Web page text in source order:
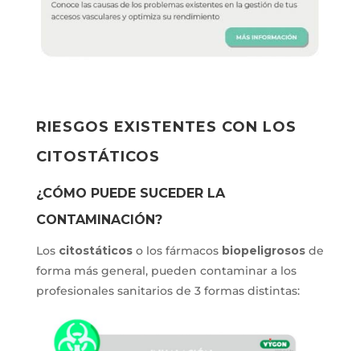
RIESGOS EXISTENTES CON LOS
CITOSTÁTICOS
¿CÓMO PUEDE SUCEDER LA
CONTAMINACIÓN?
Los citostáticos o los fármacos biopeligrosos de
forma más general, pueden contaminar a los
profesionales sanitarios de 3 formas distintas: